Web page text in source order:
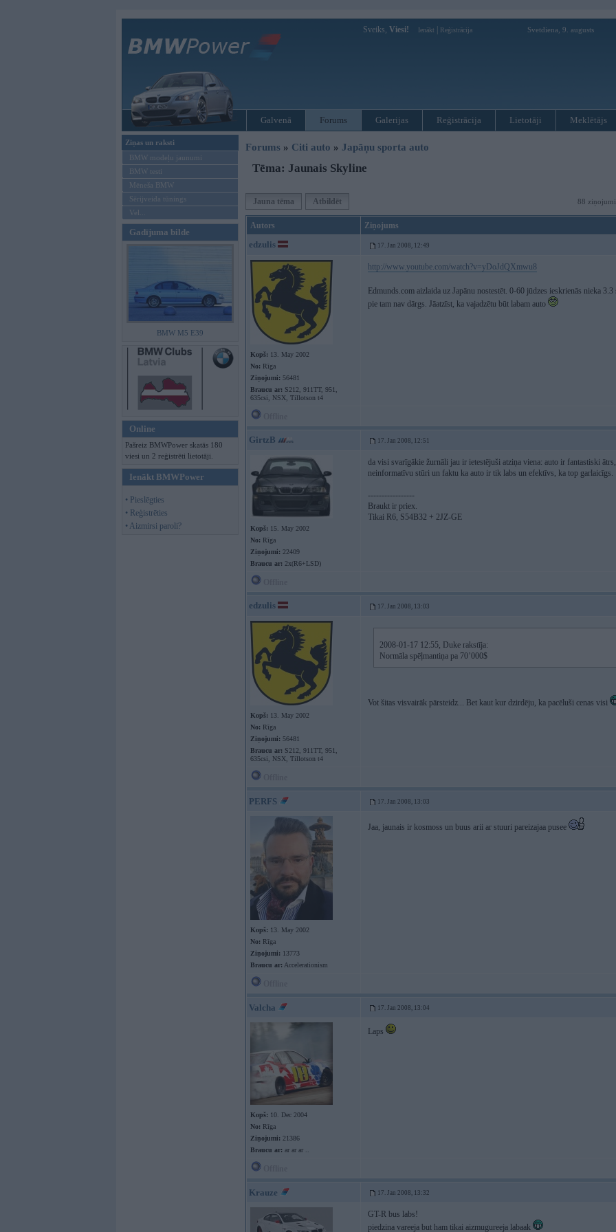
Sveiks, Viesi! Ienākt Reģistrācija Svetdiena, 9. augusts
Galvenā Forums Galerijas Reģistrācija Lietotāji Meklētājs
Ziņas un raksti
BMW modeļu jaunumi
BMW testi
Mēneša BMW
Sērijveida tūnings
Vel...
Gadījuma bilde
BMW M5 E39
Online
Pašreiz BMWPower skatās 180
viesi un 2 reģistrēti lietotāji.
Ienākt BMWPower
• Pieslēgties
• Reģistrēties
• Aizmirsi paroli?
Forums » Citi auto » Japāņu sporta auto
Tēma: Jaunais Skyline
Jauna tēma Atbildēt 88
Autors Ziņojums
edzulis 17. Jan 2008, 12:49
Kopš: 13. May 2002
No: Rīga
Ziņojumi: 56481
Braucu ar: S212, 911TT, 951,
635csi, NSX, Tillotson t4
http://www.youtube.com/watch?v=yDoJdQXmwu8
Edmunds.com aizlaida uz Japānu nostestēt. 0-60 jūdzes ieskrienās nieka
pie tam nav dārgs. Jāatzīst, ka vajadzētu būt labam auto
GirtzB 17. Jan 2008, 12:51
Kopš: 15. May 2002
No: Rīga
Ziņojumi: 22409
Braucu ar: 2x(R6+LSD)
da visi svarīgākie žurnāli jau ir ietestējuši atziņa viena: auto ir fantastiski
neinformatīvu stūri un faktu ka auto ir tik labs un efektīvs, ka top garlaicīgs.
-----------------
Braukt ir priex.
Tikai R6, S54B32 + 2JZ-GE
edzulis 17. Jan 2008, 13:03
Kopš: 13. May 2002
No: Rīga
Ziņojumi: 56481
Braucu ar: S212, 911TT, 951,
635csi, NSX, Tillotson t4
2008-01-17 12:55, Duke rakstīja:
Normāla spēļmantiņa pa 70’000$
Vot šitas visvairāk pārsteidz... Bet kaut kur dzirdēju, ka pacēluši cenas visi
PERFS 17. Jan 2008, 13:03
Kopš: 13. May 2002
No: Rīga
Ziņojumi: 13773
Braucu ar: Accelerationism
Jaa, jaunais ir kosmoss un buus arii ar stuuri pareizajaa pusee
Valcha 17. Jan 2008, 13:04
Kopš: 10. Dec 2004
No: Rīga
Ziņojumi: 21386
Braucu ar: ar ar ar ..
Laps
Krauze 17. Jan 2008, 13:32
GT-R bus labs!
piedzina vareeja but ham tikai aizmugureeja labaak